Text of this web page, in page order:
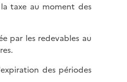
taxe au moment des
par les redevables au
des périodes